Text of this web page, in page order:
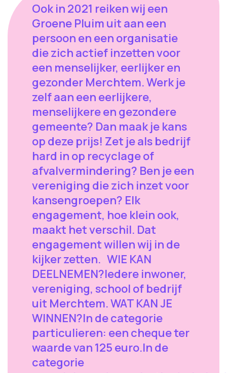
Ook in 2021 reiken wij een
Groene Pluim uit aan een
persoon en een organisatie
die zich actief inzetten voor
een menselijker, eerlijker en
gezonder Merchtem. Werk je
zelf aan een eerlijkere,
menselijkere en gezondere
gemeente? Dan maak je kans
op deze prijs! Zet je als bedrijf
hard in op recyclage of
afvalvermindering? Ben je een
vereniging die zich inzet voor
kansengroepen? Elk
engagement, hoe klein ook,
maakt het verschil. Dat
engagement willen wij in de
kijker zetten. WIE KAN
DEELNEMEN?Iedere inwoner,
vereniging, school of bedrijf
uit Merchtem. WAT KAN JE
WINNEN?In de categorie
particulieren: een cheque ter
waarde van 125 euro.In de
categorie